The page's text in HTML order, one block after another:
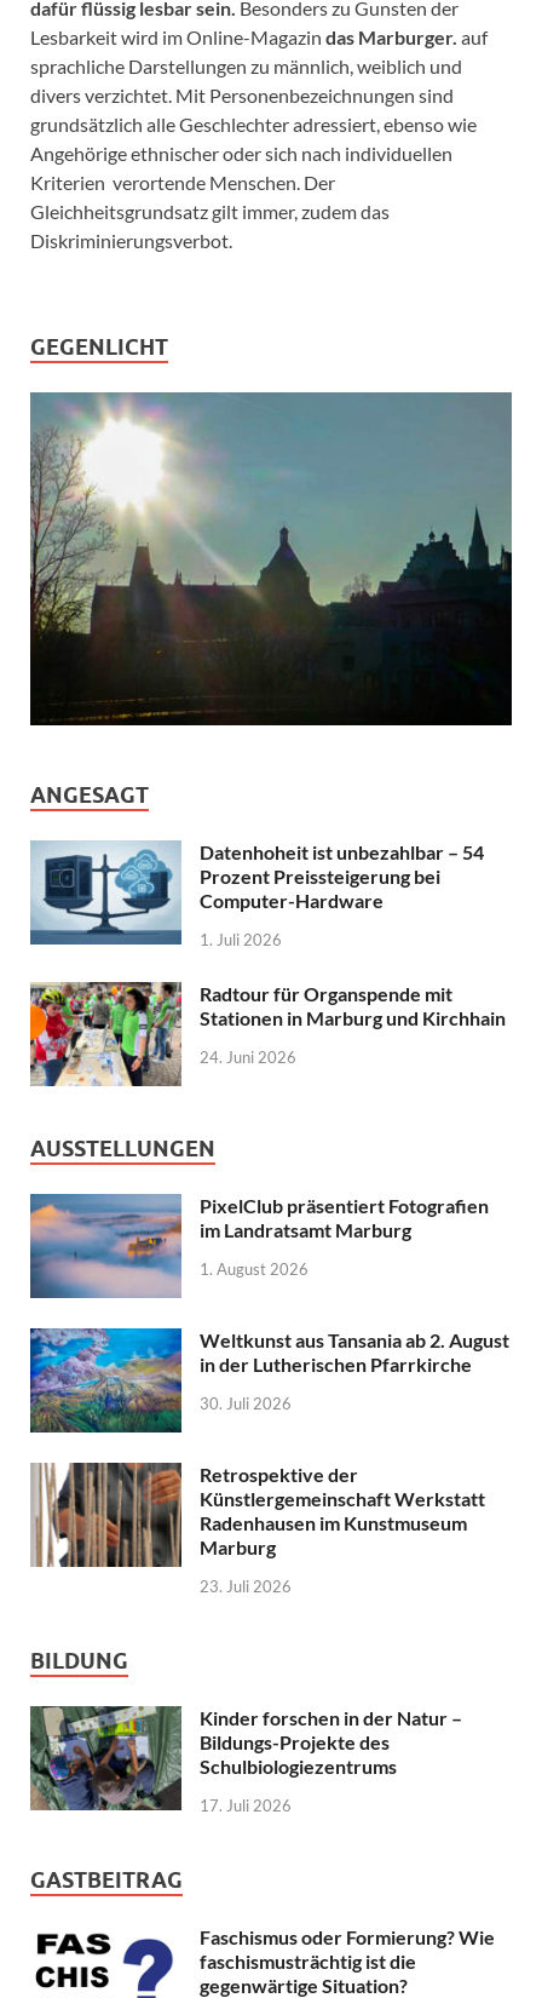
dafür flüssig lesbar sein. Besonders zu Gunsten der
Lesbarkeit wird im Online-Magazin das Marburger. auf
sprachliche Darstellungen zu männlich, weiblich und
divers verzichtet. Mit Personenbezeichnungen sind
grundsätzlich alle Geschlechter adressiert, ebenso wie
Angehörige ethnischer oder sich nach individuellen
Kriterien verortende Menschen. Der
Gleichheitsgrundsatz gilt immer, zudem das
Diskriminierungsverbot.
GEGENLICHT
ANGESAGT
Datenhoheit ist unbezahlbar – 54
Prozent Preissteigerung bei
Computer-Hardware
1. Juli 2026
Radtour für Organspende mit
Stationen in Marburg und Kirchhain
24. Juni 2026
AUSSTELLUNGEN
PixelClub präsentiert Fotografien
im Landratsamt Marburg
1. August 2026
Weltkunst aus Tansania ab 2. August
in der Lutherischen Pfarrkirche
30. Juli 2026
Retrospektive der
Künstlergemeinschaft Werkstatt
Radenhausen im Kunstmuseum
Marburg
23. Juli 2026
BILDUNG
Kinder forschen in der Natur –
Bildungs-Projekte des
Schulbiologiezentrums
17. Juli 2026
GASTBEITRAG
Faschismus oder Formierung? Wie
faschismusträchtig ist die
gegenwärtige Situation?